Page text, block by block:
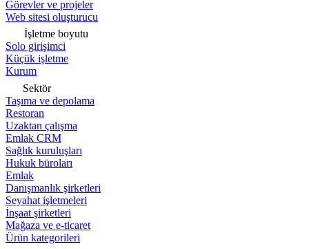
Görevler ve projeler
Web sitesi oluşturucu
İşletme boyutu
Solo girişimci
Küçük işletme
Kurum
Sektör
Taşıma ve depolama
Restoran
Uzaktan çalışma
Emlak CRM
Sağlık kuruluşları
Hukuk büroları
Emlak
Danışmanlık şirketleri
Seyahat işletmeleri
İnşaat şirketleri
Mağaza ve e-ticaret
Ürün kategorileri